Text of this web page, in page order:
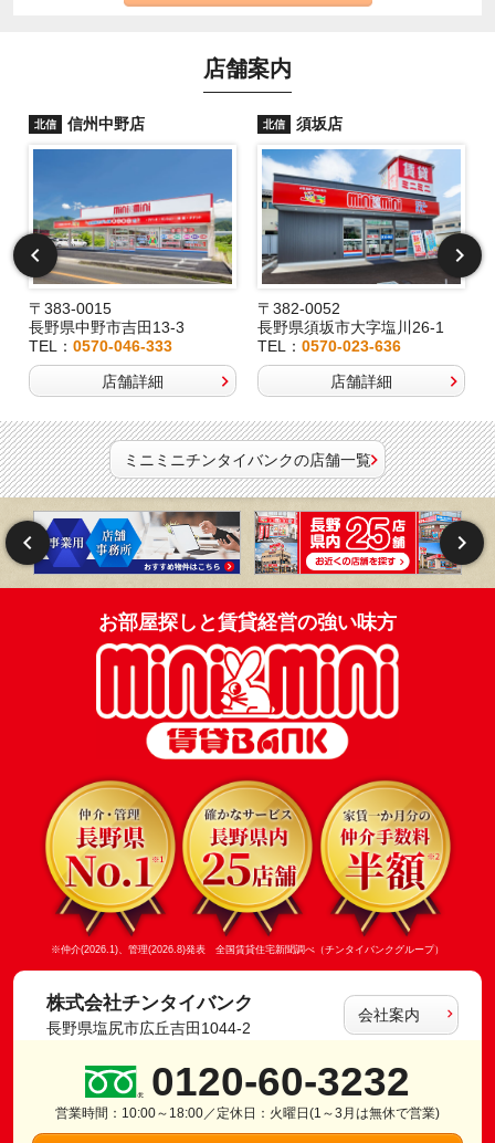
店舗案内
北信 信州中野店
〒383-0015
長野県中野市吉田13-3
TEL： 0570-046-333
店舗詳細
北信 須坂店
〒382-0052
長野県須坂市大字塩川26-1
TEL：0570-023-636
店舗詳細
ミニミニチンタイバンクの店舗一覧
お部屋探しと賃貸経営の強い味方
※仲介(2026.1)、管理(2026.8)発表 全国賃貸住宅新聞調べ（チンタイバンクグループ）
株式会社チンタイバンク
長野県塩尻市広丘吉田1044-2
会社案内
0120-60-3232
営業時間：10:00～18:00／定休日：火曜日(1～3月は無休で営業)